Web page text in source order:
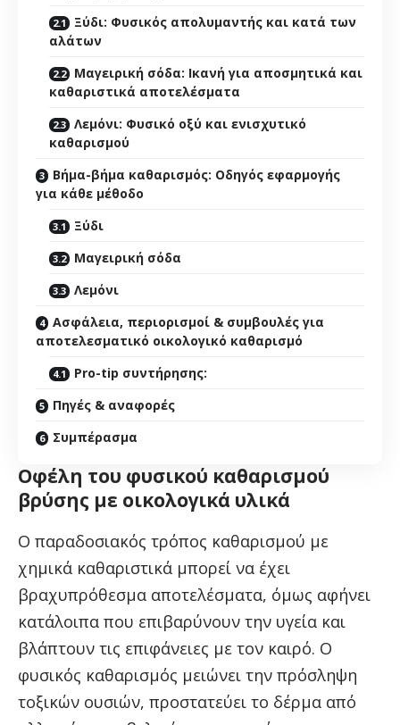
Ξύδι: Φυσικός απολυμαντής και κατά των
αλάτων
Μαγειρική σόδα: Ικανή για αποσμητικά και
καθαριστικά αποτελέσματα
Λεμόνι: Φυσικό οξύ και ενισχυτικό
καθαρισμού
Βήμα-βήμα καθαρισμός: Οδηγός εφαρμογής
για κάθε μέθοδο
Ξύδι
Μαγειρική σόδα
Λεμόνι
Ασφάλεια, περιορισμοί & συμβουλές για
αποτελεσματικό οικολογικό καθαρισμό
Pro-tip συντήρησης:
Πηγές & αναφορές
Συμπέρασμα
Οφέλη του φυσικού καθαρισμού
βρύσης με οικολογικά υλικά
Ο παραδοσιακός τρόπος καθαρισμού με
χημικά καθαριστικά μπορεί να έχει
βραχυπρόθεσμα αποτελέσματα, όμως αφήνει
κατάλοιπα που επιβαρύνουν την υγεία και
βλάπτουν τις επιφάνειες με τον καιρό. Ο
φυσικός καθαρισμός μειώνει την πρόσληψη
τοξικών ουσιών, προστατεύει το δέρμα από